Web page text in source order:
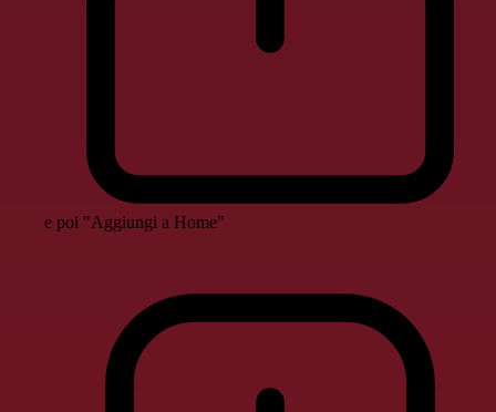
e poi "Aggiungi a Home"